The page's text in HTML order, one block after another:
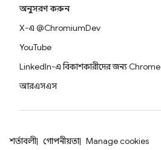
অনুসরণ করুন
X-এ @ChromiumDev
YouTube
LinkedIn-এ বিকাশকারীদের জন্য Chrome
আরএসএস
শর্তাবলী গোপনীয়তা Manage cookies